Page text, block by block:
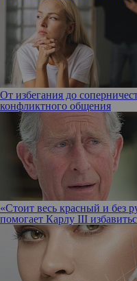
От избегания до
конфликтного общения
«Стоит весь красный и без
помогает Карлу III